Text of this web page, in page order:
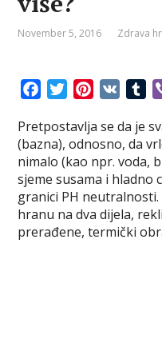
November 5, 2016 Zdrava
c
e
b
o
o
k
T
i
t
t
e
r
n
t
e
r
e
s
m
b
l
r
Pretpostavlja se da je
(bazna), odnosno, da
nimalo (kao npr. voda,
sjeme susama i hladno
granici PH
hranu na dva dijela,
prerađene, termički